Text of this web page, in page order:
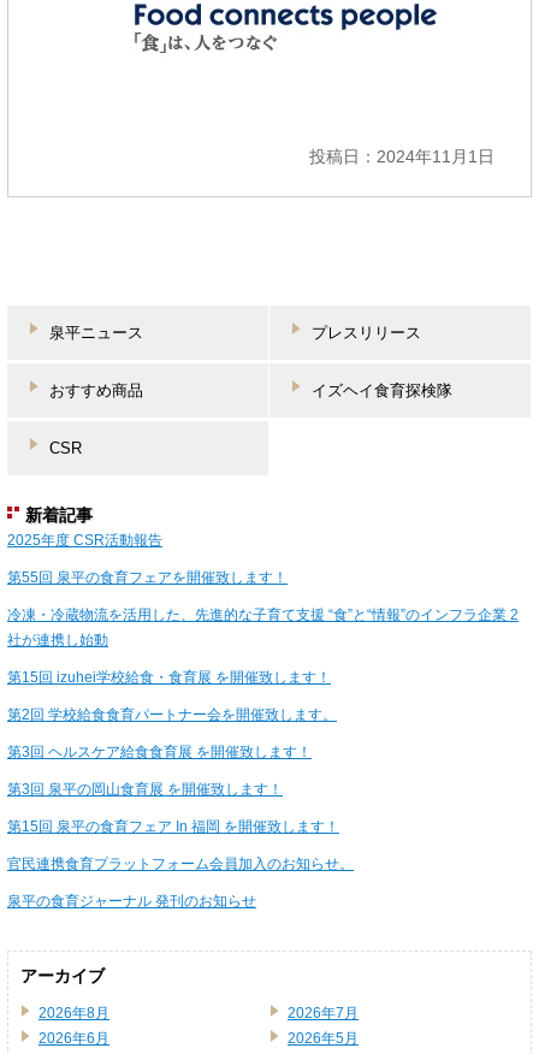
投稿日：2024年11月1日
泉平ニュース プレスリリース
おすすめ商品 イズヘイ食育探検隊
CSR
新着記事
2025年度 CSR活動報告
第55回 泉平の食育フェアを開催致します！
冷凍・冷蔵物流を活用した、先進的な子育て支援 “食”と“情報”のインフラ企業 2
社が連携し始動
第15回 izuhei学校給食・食育展 を開催致します！
第2回 学校給食食育パートナー会を開催致します。
第3回 ヘルスケア給食食育展 を開催致します！
第3回 泉平の岡山食育展 を開催致します！
第15回 泉平の食育フェア In 福岡 を開催致します！
官民連携食育プラットフォーム会員加入のお知らせ。
泉平の食育ジャーナル 発刊のお知らせ
アーカイブ
2026年8月
2026年7月
2026年6月
2026年5月